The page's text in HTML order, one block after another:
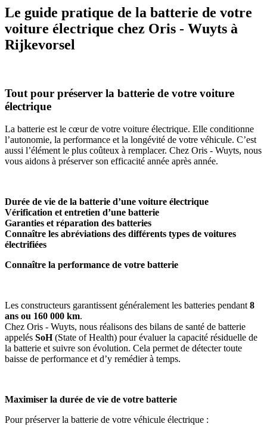
Le guide pratique de la batterie de votre
voiture électrique chez Oris - Wuyts à
Rijkevorsel
Tout pour préserver la batterie de votre voiture
électrique
La batterie est le cœur de votre voiture électrique. Elle conditionne
l’autonomie, la performance et la longévité de votre véhicule. C’est
aussi l’élément le plus coûteux à remplacer. Chez Oris - Wuyts, nous
vous aidons à préserver son efficacité année après année.
Durée de vie de la batterie d’une voiture électrique
Vérification et entretien d’une batterie
Garanties et réparation des batteries
Connaître les abréviations des différents types de voitures
électrifiées
Connaître la performance de votre batterie
Les constructeurs garantissent généralement les batteries pendant 8
ans ou 160 000 km.
Chez Oris - Wuyts, nous réalisons des bilans de santé de batterie
appelés SoH(State of Health) pour évaluer la capacité résiduelle de
la batterie et suivre son évolution. Cela permet de détecter toute
baisse de performance et d’y remédier à temps.
Maximiser la durée de vie de votre batterie
Pour préserver la batterie de votre véhicule électrique :